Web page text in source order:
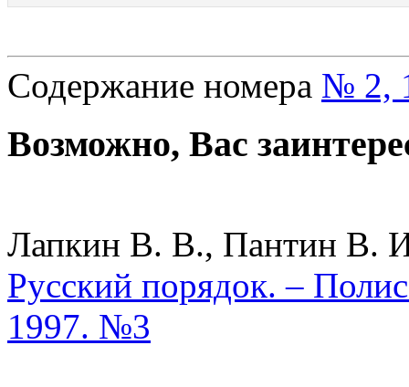
Содержание номера № 2,
Возможно, Вас
Лапкин В. В., Пантин В.
Русский порядок. –
1997. №3